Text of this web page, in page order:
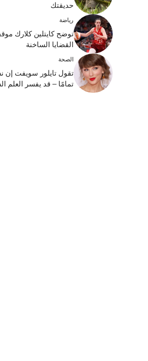
حديقتك
رياضة
توضح كايتلين كلارك
القضايا الساخنة
الصحة
تقول تايلور سويفت إن
تمامًا – قد يفسر العلم